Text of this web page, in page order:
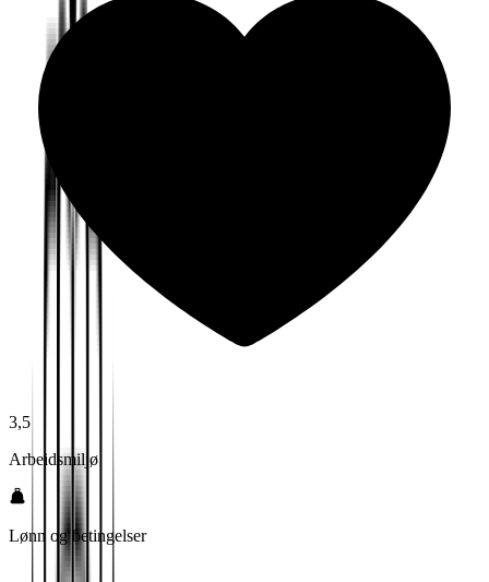
3,5
Arbeidsmiljø
Lønn og betingelser